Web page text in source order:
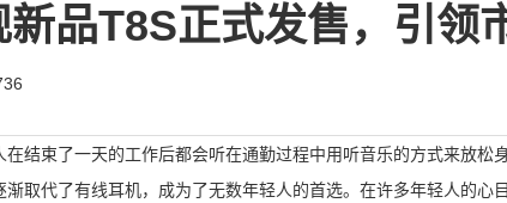
品T8S正式发售，引领
结束了一天的工作后都会听在通勤过程中用听音乐的方式来放松
渐取代了有线耳机，成为了无数年轻人的首选。在许多年轻人的心